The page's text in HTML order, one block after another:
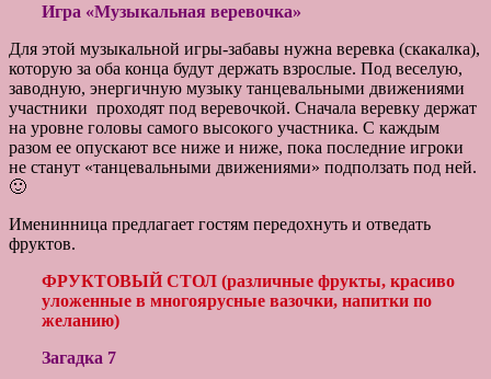
Игра «Музыкальная веревочка»
Для этой музыкальной игры-забавы нужна веревка (скакалка),
которую за оба конца будут держать взрослые. Под веселую,
заводную, энергичную музыку танцевальными движениями
участники проходят под веревочкой. Сначала веревку держат
на уровне головы самого высокого участника. С каждым
разом ее опускают все ниже и ниже, пока последние игроки
не станут «танцевальными движениями» подползать под ней.
🙂
Именинница предлагает гостям передохнуть и отведать
фруктов.
ФРУКТОВЫЙ СТОЛ (различные фрукты, красиво
уложенные в многоярусные вазочки, напитки по
желанию)
Загадка 7